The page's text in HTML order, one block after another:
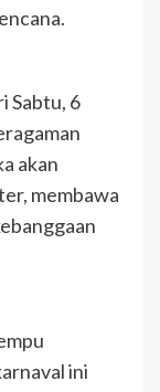
Sabtu, 6
akan
membawa
ini